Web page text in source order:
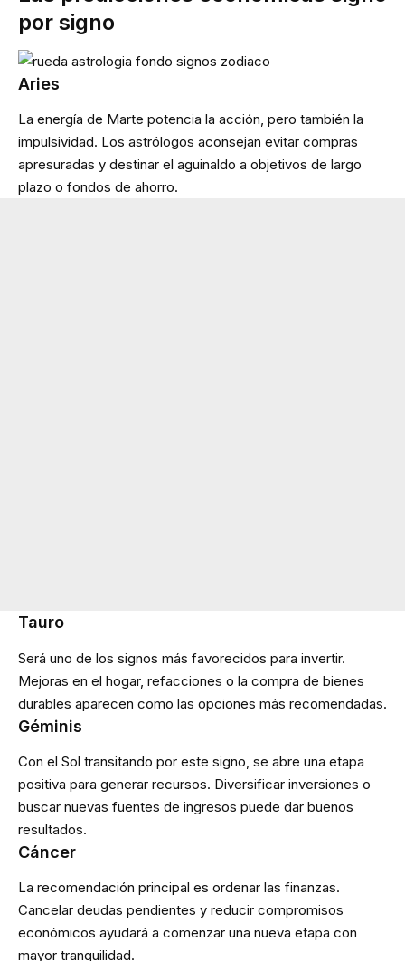
por signo
Aries
La energía de Marte potencia la acción, pero también la
impulsividad. Los astrólogos aconsejan evitar compras
apresuradas y destinar el aguinaldo a objetivos de largo
plazo o fondos de ahorro.
Tauro
Será uno de los signos más favorecidos para invertir.
Mejoras en el hogar, refacciones o la compra de bienes
durables aparecen como las opciones más recomendadas.
Géminis
Con el Sol transitando por este signo, se abre una etapa
positiva para generar recursos. Diversificar inversiones o
buscar nuevas fuentes de ingresos puede dar buenos
resultados.
Cáncer
La recomendación principal es ordenar las finanzas.
Cancelar deudas pendientes y reducir compromisos
económicos ayudará a comenzar una nueva etapa con
mayor tranquilidad.